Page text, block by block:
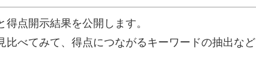
点開示結果を公開します。
比べてみて、得点につながるキーワードの抽出など